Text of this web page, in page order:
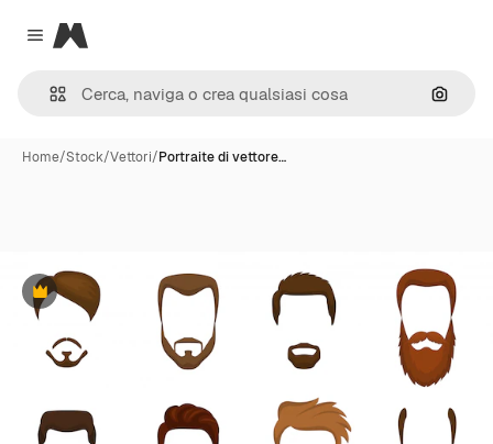
Close menu
Magnific
Cerca
Home/Stock/Vettori/Portraite di vettore…
Premium